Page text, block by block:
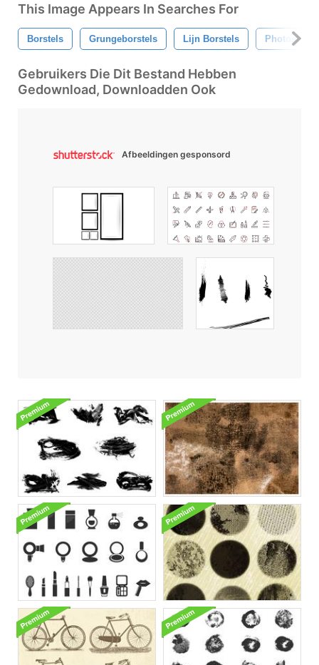
This Image Appears In Searches For
Borstels Grungeborstels Lijn Borstels
Gebruikers Die Dit Bestand Hebben
Gedownload, Downloadden Ook
Afbeeldingen gesponsord